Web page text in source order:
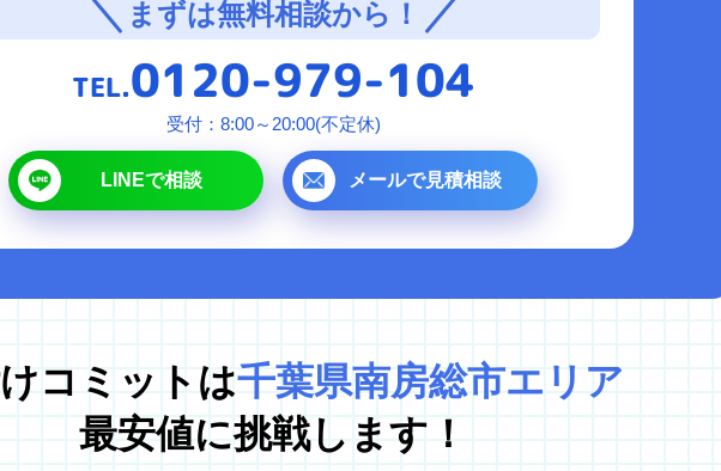
東京都
千葉県
埼玉県
神奈川県
茨城県
まずは無料相談から！
TEL.0120-979-104
受付：8:00～20:00(不定休)
LINEで相談 メールで見積相談
コミットは千葉県南房総市エリア
最安値に挑戦します！